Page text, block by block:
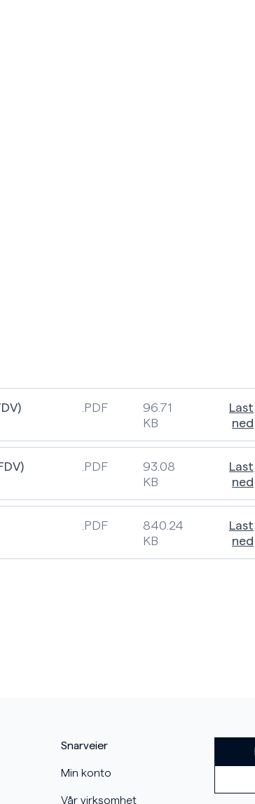
.PDF
96.71
KB
Last
ned
.PDF
93.08
KB
Last
ned
.PDF
840.24
KB
Last
ned
Snarveier
Min konto
Vår virksomhet